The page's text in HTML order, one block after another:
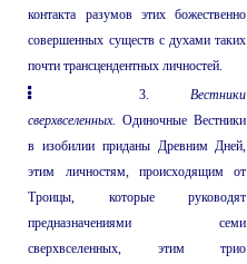
контакта разумов этих божественно
совершенных существ с духами таких
почти трансцендентных личностей.
3.Вестники
сверхвселенных. Одиночные Вестники
в изобилии приданы Древним Дней,
этим личностям, происходящим от
Троицы, которые руководят
предназначениями семи
сверхвселенных, этим трио